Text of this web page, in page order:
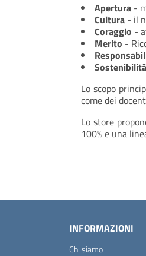
Apertura -
Cultura - il
Coraggio -
Merito -
Sostenibilità
Lo scopo
come dei
Lo store
100% e una
INFORMAZIONI
Chi siamo